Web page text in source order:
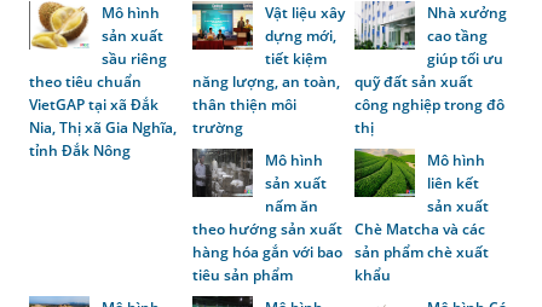
Mô hình
sản xuất
sầu riêng
theo tiêu chuẩn
VietGAP tại xã Đắk
Nia, Thị xã Gia Nghĩa,
tỉnh Đắk Nông
Vật liệu xây
dựng mới,
tiết kiệm
năng lượng, an toàn,
thân thiện môi
trường
Nhà xưởng
cao tầng
giúp tối ưu
quỹ đất sản xuất
công nghiệp trong đô
thị
Mô hình
sản xuất
nấm ăn
theo hướng sản xuất
hàng hóa gắn với bao
tiêu sản phẩm
Mô hình
liên kết
sản xuất
Chè Matcha và các
sản phẩm chè xuất
khẩu